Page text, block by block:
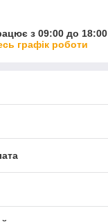
з 09:00 до 18:00
графік роботи